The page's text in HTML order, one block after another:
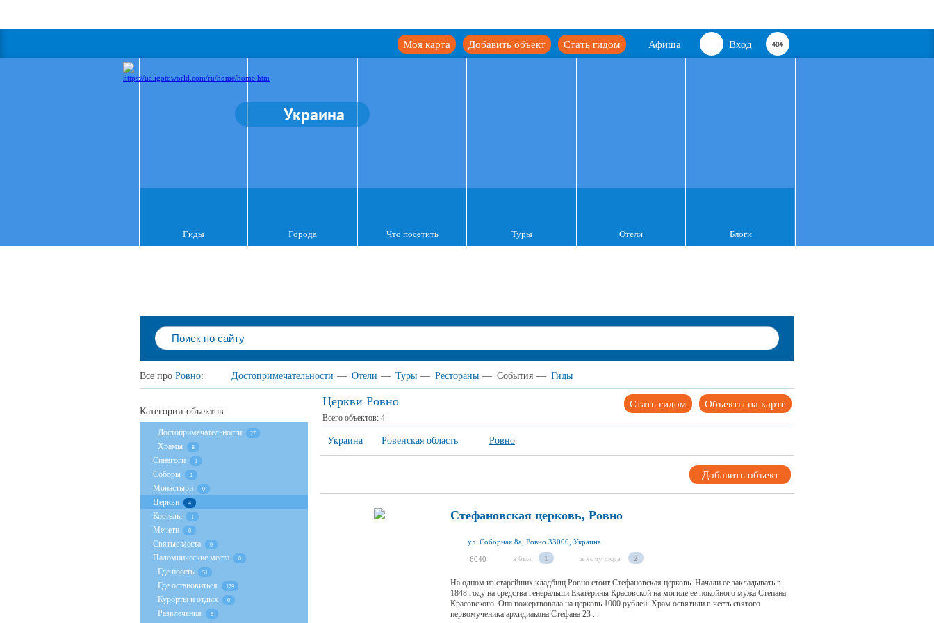
Вход
Афиша
Стать гидом
Добавить объект
Моя карта
Украина
Гиды Города Что посетить Туры Отели Блоги
Все про Ровно: Достопримечательности — Отели — Туры — Рестораны — События — Гиды
Церкви Ровно Объекты на карте
Стать гидом
Всего объектов: 4
Украина Ровенская область Ровно
Добавить объект
Стефановская церковь, Ровно
ул. Соборная 8а, Ровно 33000, Украина
6040 я был 1 я хочу сюда 2
На одном из старейших кладбищ Ровно стоит Стефановская церковь. Начали ее закладывать в
1848 году на средства генеральши Екатерины Красовской на могиле ее покойного мужа Степана
Красовского. Она пожертвовала на церковь 1000 рублей. Храм освятили в честь святого
первомученика архидиакона Стефана 23 ...
Категории объектов
Достопримечательности 27
Храмы 8
Cинагоги 1
Соборы 2
Монастыри 0
Церкви 4
Костелы 1
Мечети 0
Святые места 0
Паломнические места 0
Где поесть 51
Где остановиться 129
Курорты и отдых 0
Развлечения 5